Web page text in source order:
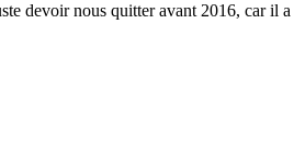
devoir nous quitter avant 2016, car il